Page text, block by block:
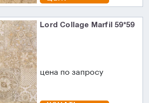
Lord Collage Marfil 59*59
цена по запросу